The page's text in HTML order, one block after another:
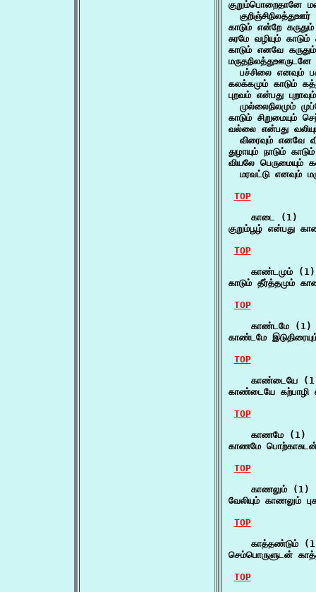
குறும்பொறைதானே
காடும் என்றே
சுரமே வழியும்
காடும் எனவே
மருதநிலத்துஊருடனே
பச்சிலை எனவும்
கலக்கமும் காடும்
புறவம் என்பது
முல்லைநிலமும்
காடும் சிறுமையும்
வல்லை என்பது
விரைவும் எனவே
துழாயும் நாடும்
வியலே பெருமையும்
மரவட்டு எனவும்
TOP
    காடை (1)
குறும்பூழ் என்பது
TOP
    காண்டமும் (1)
காடும் தீர்த்தமும்
TOP
    காண்டமே (1)
காண்டமே
TOP
காண்டையே
காண்டையே
TOP
    காணமே (1)
காணமே
TOP
    காணலும் (1)
வேலியும் காணலும்
TOP
காத்தண்டும்
செம்பொருளுடன்
TOP